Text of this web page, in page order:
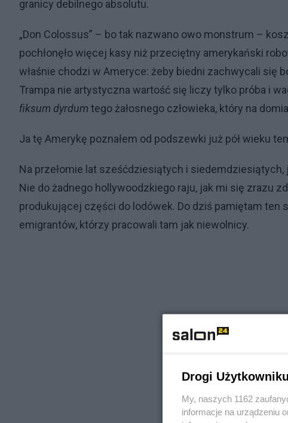
granicy debilnego absolutu.
„Don Colossus” – bo tak nazwano owo monstrum –
pochłonęło więcej kasy niż przeciętny amerykański
właśnie chodzi w Ameryce: żeby biedni zachwycali się
Trampa nie artystyczna wartość się liczy tylko próba i
fiksum dyrdum tego żałosnego człowieka, który na
Ja tę Amerykę poznałem od podszewki już pół wieku
Na przełomie lat sześćdziesiątych i siedemdziesiątych,
Nie do żadnego hollywoodzkiego raju, jak mi się zrazu
produkującej części do lodówek. Do dziś pamiętam ten
emigrantów, którzy pracowali tam jak niewolnicy.
Drogi
My, naszych 1162
informacje na urządzeniu